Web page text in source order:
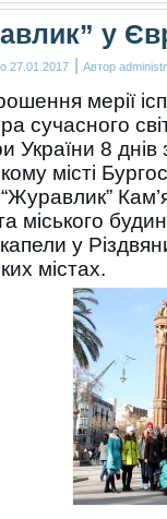
у
27.01.2017 | Автор
мерії
сучасного
України 8
місті
міського
у
містах.